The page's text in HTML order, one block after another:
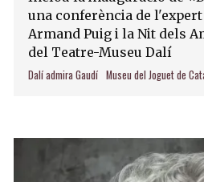
una conferència de
Armand Puig i la Nit dels
del Teatre-Museu Dalí
Dalí admira Gaudí Museu del Joguet de